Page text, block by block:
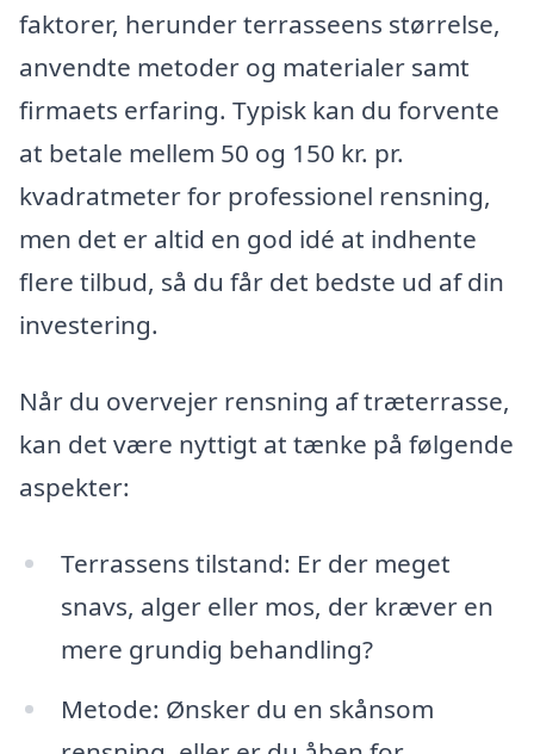
faktorer, herunder terrasseens størrelse,
anvendte metoder og materialer samt
firmaets erfaring. Typisk kan du forvente
at betale mellem 50 og 150 kr. pr.
kvadratmeter for professionel rensning,
men det er altid en god idé at indhente
flere tilbud, så du får det bedste ud af din
investering.
Når du overvejer rensning af træterrasse,
kan det være nyttigt at tænke på følgende
aspekter:
Terrassens tilstand: Er der meget
snavs, alger eller mos, der kræver en
mere grundig behandling?
Metode: Ønsker du en skånsom